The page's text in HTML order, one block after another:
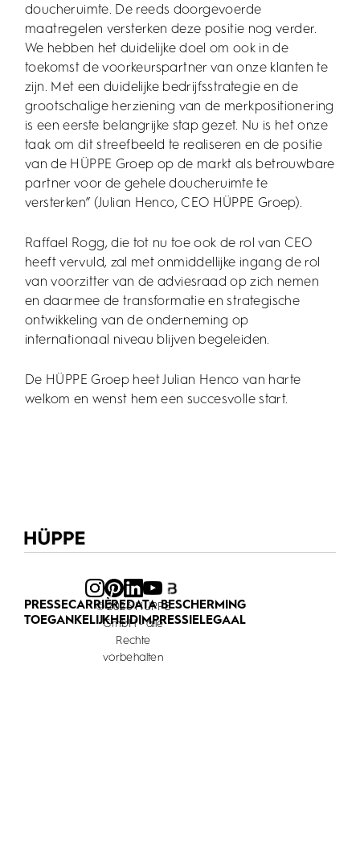
doucheruimte. De reeds doorgevoerde
maatregelen versterken deze positie nog verder.
We hebben het duidelijke doel om ook in de
toekomst de voorkeurspartner van onze klanten te
zijn. Met een duidelijke bedrijfsstrategie en de
grootschalige herziening van de merkpositionering
is een eerste belangrijke stap gezet. Nu is het onze
taak om dit streefbeeld te realiseren en de positie
van de HÜPPE Groep op de markt als betrouwbare
partner voor de gehele doucheruimte te
versterken” (Julian Henco, CEO HÜPPE Groep).
Raffael Rogg, die tot nu toe ook de rol van CEO
heeft vervuld, zal met onmiddellijke ingang de rol
van voorzitter van de adviesraad op zich nemen
en daarmee de transformatie en strategische
ontwikkeling van de onderneming op
internationaal niveau blijven begeleiden.
De HÜPPE Groep heet Julian Henco van harte
welkom en wenst hem een succesvolle start.
PRESSECARRIÈREDATA BESCHERMING
TOEGANKELIJKHEIDIMPRESSIELEGAAL
© 2026 HÜPPE
GmbH - alle
Rechte
vorbehalten